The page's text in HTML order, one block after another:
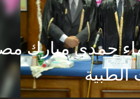
محمود ربيع